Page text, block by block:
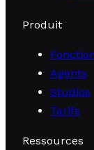
Produit
Agents
Studios
Tarifs
Ressources